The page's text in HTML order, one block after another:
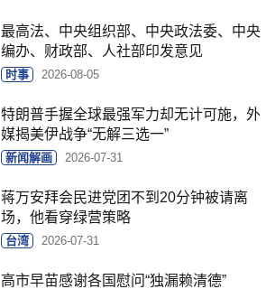
最高法、中央组织部、中央政法委、中央
编办、财政部、人社部印发意见
时事 2026-08-05
特朗普手握全球最强军力却无计可施，外
媒揭美伊战争“无解三选一”
新闻解画 2026-07-31
蒋万安拜会民进党团不到20分钟被请离
场，他看穿绿营策略
台湾 2026-07-31
高市早苗感谢各国慰问“独漏赖清德”